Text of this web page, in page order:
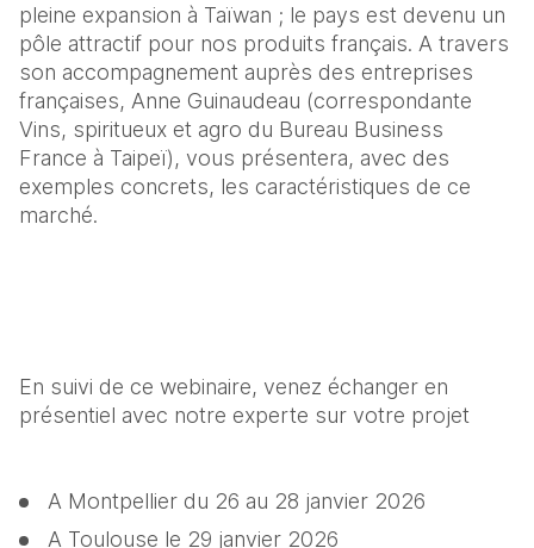
pleine expansion à Taïwan ; le pays est devenu un
pôle attractif pour nos produits français. A travers
son accompagnement auprès des entreprises
françaises, Anne Guinaudeau (correspondante
Vins, spiritueux et agro du Bureau Business
France à Taipeï), vous présentera, avec des
exemples concrets, les caractéristiques de ce
marché.
En suivi de ce webinaire, venez échanger en
présentiel avec notre experte sur votre projet
A Montpellier du 26 au 28 janvier 2026
A Toulouse le 29 janvier 2026